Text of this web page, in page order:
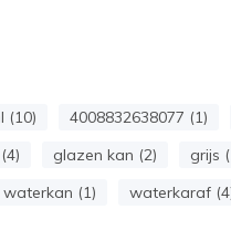
(10) 4008832638077 (1)
glazen kan (2) grijs
waterkan (1) waterkaraf